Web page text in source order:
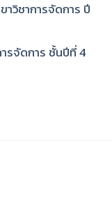
าวิชาการจัดการ ปี
รจัดการ ชั้นปีที่ 4